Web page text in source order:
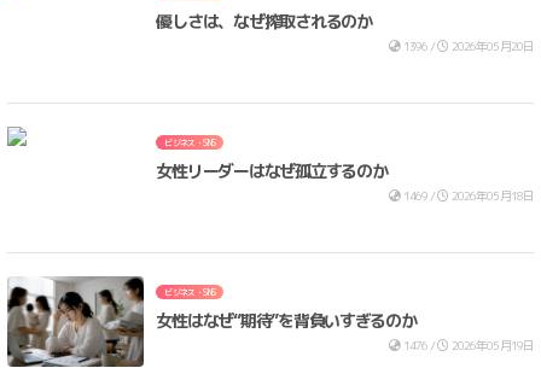
優しさは、なぜ搾取されるのか
1396 / 2026年05月20日
ビジネス・SNS
女性リーダーはなぜ孤立するのか
1469 / 2026年05月18日
ビジネス・SNS
女性はなぜ“期待”を背負いすぎるのか
1476 / 2026年05月19日